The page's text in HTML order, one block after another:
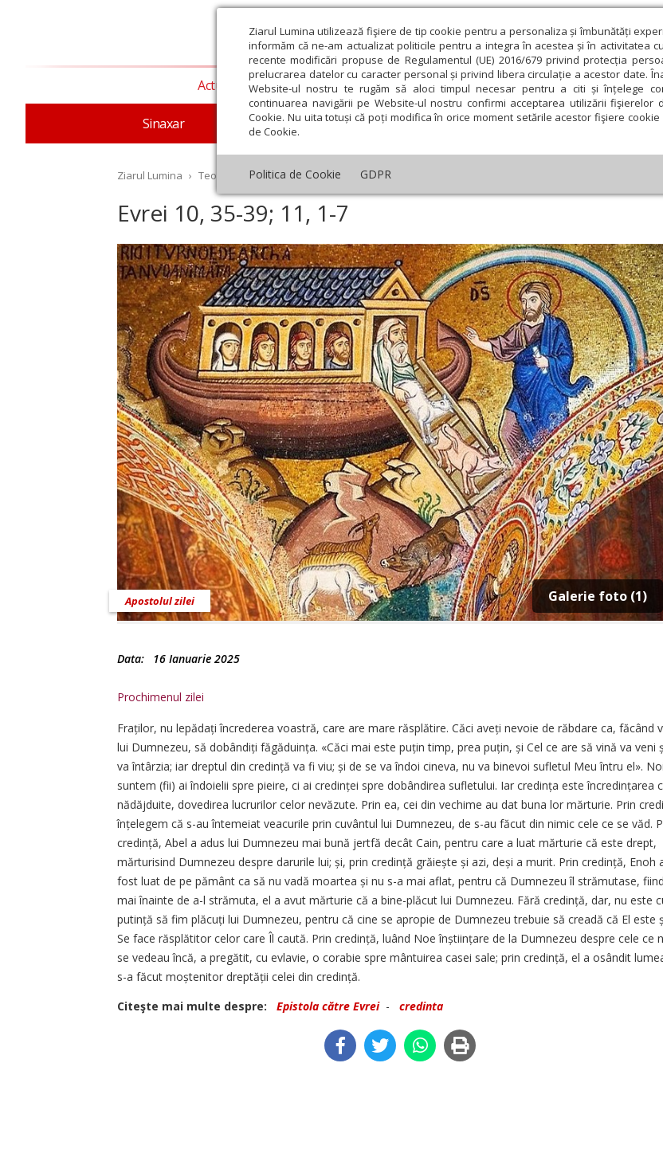
Ziarul Lumina utilizează fişiere de tip cookie pentru a personaliza și îmbunătăți
informăm că ne-am actualizat politicile pentru a integra în acestea și în activitatea
recente modificări propuse de Regulamentul (UE) 2016/679 privind protecția
prelucrarea datelor cu caracter personal și privind libera circulație a acestor date.
Website-ul nostru te rugăm să aloci timpul necesar pentru a citi și înțelege
continuarea navigării pe Website-ul nostru confirmi acceptarea utilizării fişierelor
Cookie. Nu uita totuși că poți modifica în orice moment setările acestor fişiere
de Cookie.
Politica de Cookie GDPR
Actualitate religioasă Teologie și spiritualitate
Sinaxar Apostolul zilei Evanghelia zilei Evanghelia de Duminică
Educaţie și Cultură
Ziarul Lumina › Teologie și spiritualitate › Apostolul zilei
Evrei 10, 35-39; 11, 1-7
Galerie foto (1)
Apostolul zilei
Data: 16 Ianuarie 2025
Prochimenul zilei
Fraților, nu lepădați încrederea voastră, care are mare răsplătire. Căci aveți nevoie de răbdare ca, făcând
lui Dumnezeu, să dobândiți făgăduința. «Căci mai este puțin timp, prea puțin, și Cel ce are să vină va veni
va întârzia; iar dreptul din credință va fi viu; și de se va îndoi cineva, nu va binevoi sufletul Meu întru el».
suntem (fii) ai îndoielii spre pieire, ci ai credinței spre dobândirea sufletului. Iar credința este încredințarea
nădăjduite, dovedirea lucrurilor celor nevăzute. Prin ea, cei din vechime au dat buna lor mărturie. Prin
înțelegem că s-au întemeiat veacurile prin cuvântul lui Dumnezeu, de s-au făcut din nimic cele ce se văd.
credință, Abel a adus lui Dumnezeu mai bună jertfă decât Cain, pentru care a luat mărturie că este drept,
mărturisind Dumnezeu despre darurile lui; și, prin credință grăiește și azi, deși a murit. Prin credință, Enoh
fost luat de pe pământ ca să nu vadă moartea și nu s-a mai aflat, pentru că Dumnezeu îl strămutase,
mai înainte de a-l strămuta, el a avut mărturie că a bine-plăcut lui Dumnezeu. Fără credință, dar, nu este
putință să fim plăcuți lui Dumnezeu, pentru că cine se apropie de Dumnezeu trebuie să creadă că El este
Se face răsplătitor celor care Îl caută. Prin credință, luând Noe înștiințare de la Dumnezeu despre cele ce
se vedeau încă, a pregătit, cu evlavie, o corabie spre mântuirea casei sale; prin credință, el a osândit
s-a făcut moștenitor dreptății celei din credință.
Citeşte mai multe despre:
Epistola către Evrei- credinta